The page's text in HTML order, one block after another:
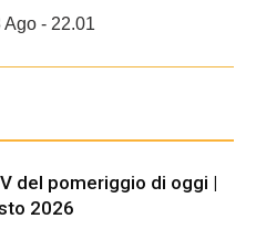
Ago - 22.01
del pomeriggio di oggi |
2026